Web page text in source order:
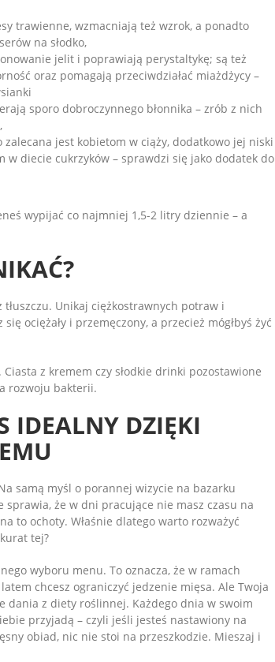
trawienne, wzmacniają też wzrok, a ponadto
na słodko,
jelit i poprawiają perystaltykę; są też
oraz pomagają przeciwdziałać miażdżycy –
sporo dobroczynnego błonnika – zrób z nich
jest kobietom w ciąży, dodatkowo jej niski
diecie cukrzyków – sprawdzi się jako dodatek do
wypijać co najmniej 1,5-2 litry dziennie – a
Unikaj ciężkostrawnych potraw i
ociężały i przemęczony, a przecież mógłbyś żyć
z kremem czy słodkie drinki pozostawione
rozwoju bakterii.
IDEALNY DZIĘKI
samą myśl o porannej wizycie na bazarku
sprawia, że w dni pracujące nie masz czasu na
to ochoty. Właśnie dlatego warto rozważyć
tej?
wyboru menu. To oznacza, że w ramach
chcesz ograniczyć jedzenie mięsa. Ale Twoja
dania z diety roślinnej. Każdego dnia w swoim
przyjadą – czyli jeśli jesteś nastawiony na
obiad, nic nie stoi na przeszkodzie. Mieszaj i